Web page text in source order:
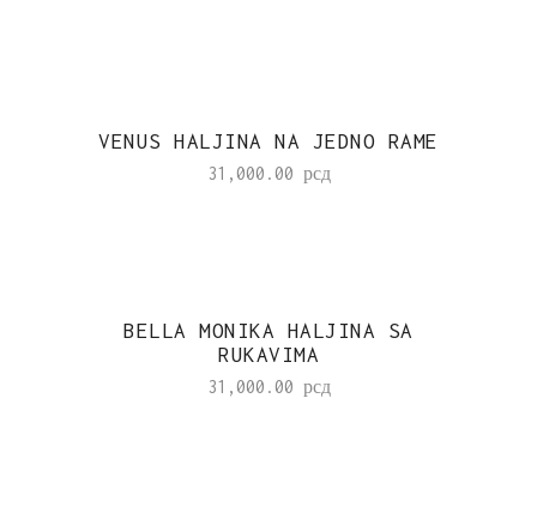
VENUS HALJINA NA JEDNO RAME
31,000.00 рсд
BELLA MONIKA HALJINA SA
RUKAVIMA
31,000.00 рсд